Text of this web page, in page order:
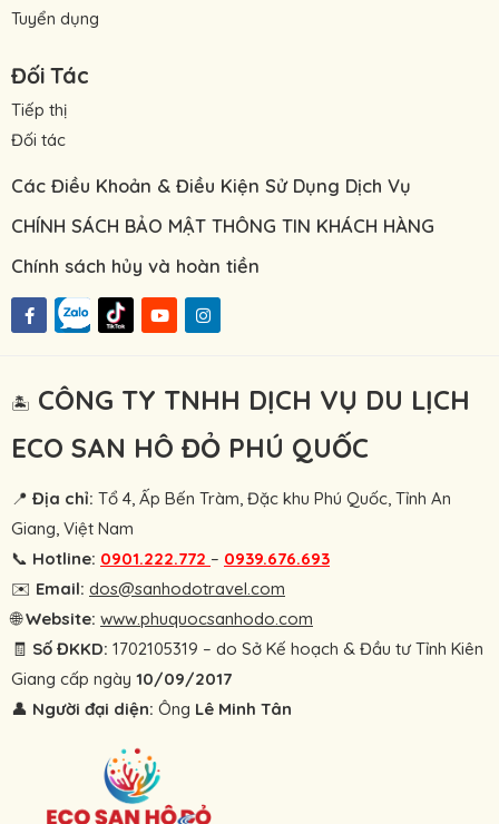
Tuyển dụng
Đối Tác
Tiếp thị
Đối tác
Các Điều Khoản & Điều Kiện Sử Dụng Dịch Vụ
CHÍNH SÁCH BẢO MẬT THÔNG TIN KHÁCH HÀNG
Chính sách hủy và hoàn tiền
🏝 CÔNG TY TNHH DỊCH VỤ DU LỊCH
ECO SAN HÔ ĐỎ PHÚ QUỐC
📍 Địa chỉ: Tổ 4, Ấp Bến Tràm, Đặc khu Phú Quốc, Tỉnh An
Giang, Việt Nam
📞 Hotline: 0901.222.772 – 0939.676.693
✉️ Email: dos@sanhodotravel.com
🌐Website: www.phuquocsanhodo.com
🧾 Số ĐKKD: 1702105319 – do Sở Kế hoạch & Đầu tư Tỉnh Kiên
Giang cấp ngày 10/09/2017
👤 Người đại diện: Ông Lê Minh Tân